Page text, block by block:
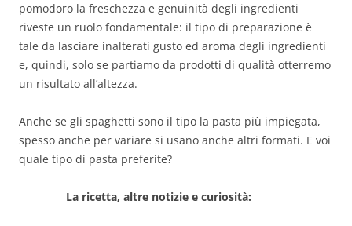
pomodoro la freschezza e genuinità degli ingredienti
riveste un ruolo fondamentale: il tipo di preparazione è
tale da lasciare inalterati gusto ed aroma degli ingredienti
e, quindi, solo se partiamo da prodotti di qualità otterremo
un risultato all’altezza.
Anche se gli spaghetti sono il tipo la pasta più impiegata,
spesso anche per variare si usano anche altri formati. E voi
quale tipo di pasta preferite?
La ricetta, altre notizie e curiosità: